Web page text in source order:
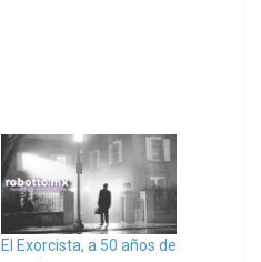
El Exorcista, a 50 años de